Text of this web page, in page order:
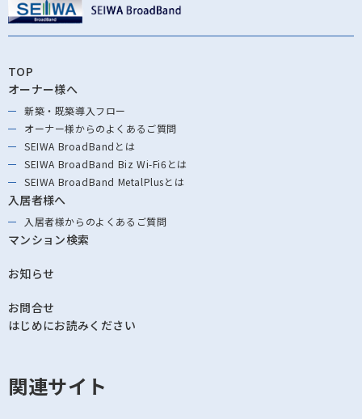
TOP
オーナー様へ
新築・既築導⼊フロー
オーナー様からのよくあるご質問
SEIWA BroadBandとは
SEIWA BroadBand Biz Wi-Fi6とは
SEIWA BroadBand MetalPlusとは
入居者様へ
入居者様からのよくあるご質問
マンション検索
お知らせ
お問合せ
はじめにお読みください
関連サイト